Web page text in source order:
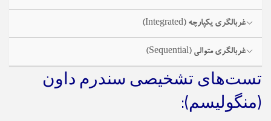
غربالگری یکپارچه (Integrated)
غربالگری متوالی (Sequential)
تست‌های تشخیصی سندرم داون
(منگولیسم):